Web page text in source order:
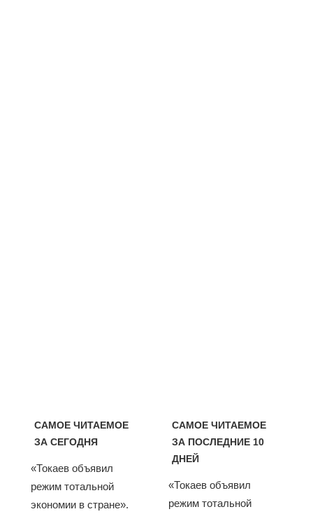
САМОЕ ЧИТАЕМОЕ
ЗА СЕГОДНЯ
«Токаев объявил
режим тотальной
экономии в стране».
САМОЕ ЧИТАЕМОЕ
ЗА ПОСЛЕДНИЕ 10
ДНЕЙ
«Токаев объявил
режим тотальной